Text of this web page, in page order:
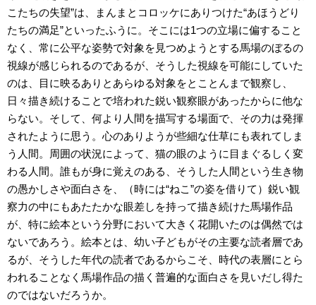
こたちの失望”は、まんまとコロッケにありつけた“あほうどり
たちの満足”といったふうに。そこには1つの立場に偏すること
なく、常に公平な姿勢で対象を見つめようとする馬場のぼるの
視線が感じられるのであるが、そうした視線を可能にしていた
のは、目に映るありとあらゆる対象をとことんまで観察し、
日々描き続けることで培われた鋭い観察眼があったからに他な
らない。そして、何より人間を描写する場面で、その力は発揮
されたように思う。心のありようが些細な仕草にも表れてしま
う人間。周囲の状況によって、猫の眼のように目まぐるしく変
わる人間。誰もが身に覚えのある、そうした人間という生き物
の愚かしさや面白さを、（時には“ねこ”の姿を借りて）鋭い観
察力の中にもあたたかな眼差しを持って描き続けた馬場作品
が、特に絵本という分野において大きく花開いたのは偶然では
ないであろう。絵本とは、幼い子どもがその主要な読者層であ
るが、そうした年代の読者であるからこそ、時代の表層にとら
われることなく馬場作品の描く普遍的な面白さを見いだし得た
のではないだろうか。